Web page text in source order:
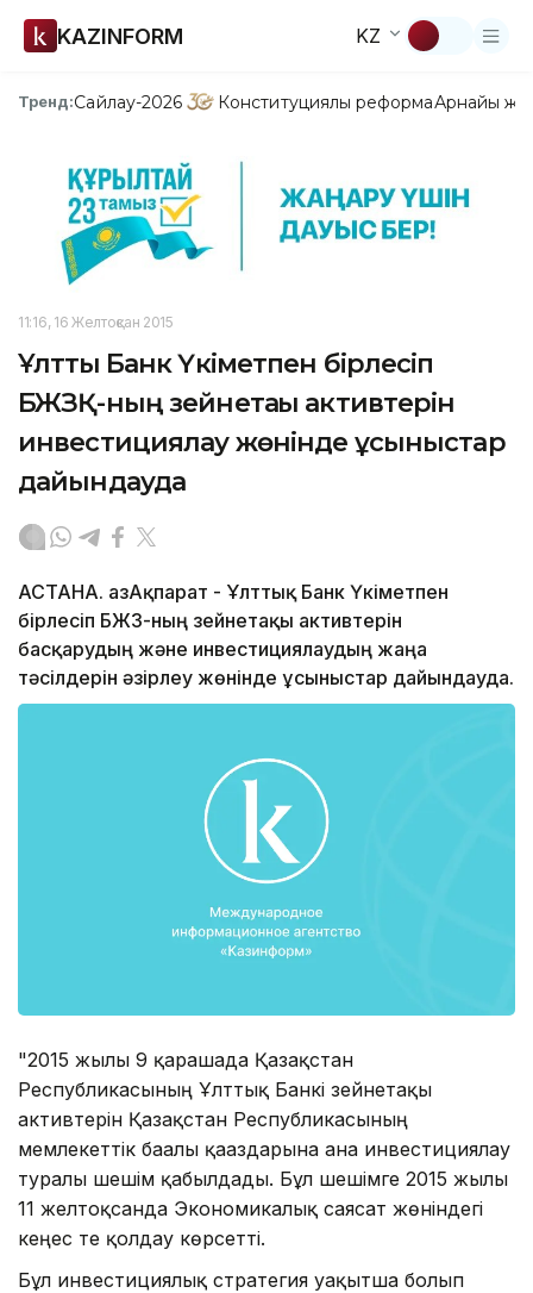
KAZINFORM KZ
Тренд:Сайлау-2026 Конституциялық реформаАрнайы
11:16, 16 Желтоқсан 2015
Ұлттық Банк Үкіметпен бірлесіп
БЖЗҚ-ның зейнетақы активтерін
инвестициялау жөнінде ұсыныстар
дайындауда
АСТАНА. ҚазАқпарат - Ұлттық Банк Үкіметпен
бірлесіп БЖЗҚ-ның зейнетақы активтерін
басқарудың және инвестициялаудың жаңа
тәсілдерін әзірлеу жөнінде ұсыныстар дайындауда.
"2015 жылғы 9 қарашада Қазақстан
Республикасының Ұлттық Банкі зейнетақы
активтерін Қазақстан Республикасының
мемлекеттік бағалы қағаздарына ғана инвестициялау
туралы шешім қабылдады. Бұл шешімге 2015 жылғы
11 желтоқсанда Экономикалық саясат жөніндегі
кеңес те қолдау көрсетті.
Бұл инвестициялық стратегия уақытша болып